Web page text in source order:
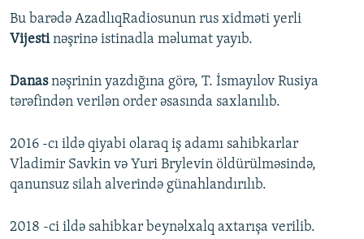
Bu barədə AzadlıqRadiosunun rus xidməti yerli
Vijestinəşrinə istinadla məlumat yayıb.
Danasnəşrinin yazdığına görə, T. İsmayılov Rusiya
tərəfindən verilən order əsasında saxlanılıb.
2016 -cı ildə qiyabi olaraq iş adamı sahibkarlar
Vladimir Savkin və Yuri Brylevin öldürülməsində,
qanunsuz silah alverində günahlandırılıb.
2018 -ci ildə sahibkar beynəlxalq axtarışa verilib.